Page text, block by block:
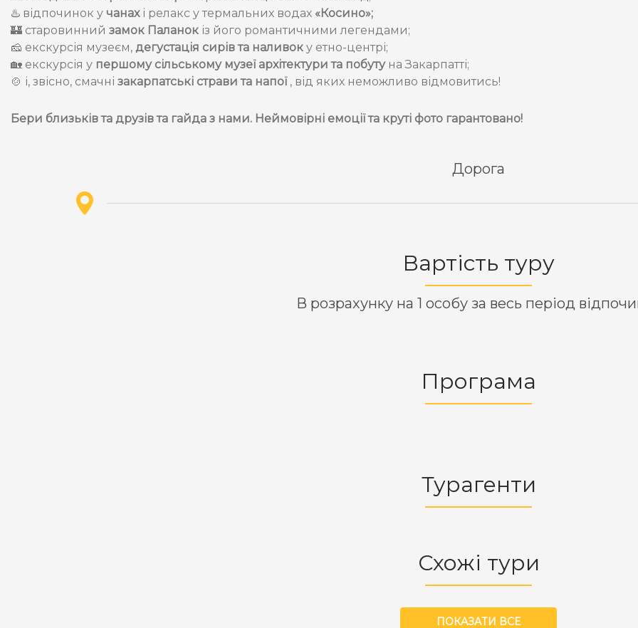
♨️ відпочинок у чанах і релакс у термальних водах «Косино»;
🏰 старовинний замок Паланок із його романтичними легендами;
🧀 екскурсія музеєм, дегустація сирів та наливок у етно-центрі;
🏡 екскурсія у першому сільському музеї архітектури та побутуна Закарпатті;
🍲 і, звісно, смачні закарпатські страви та напої, від яких неможливо відмовитись!
Бери близьків та друзів та гайда з нами. Неймовірні емоції та круті фото гарантовано!
Дорога
Вартість туру
В розрахунку на 1 особу за весь період
Програма
Турагенти
Схожі тури
ПОКАЗАТИ ВСЕ